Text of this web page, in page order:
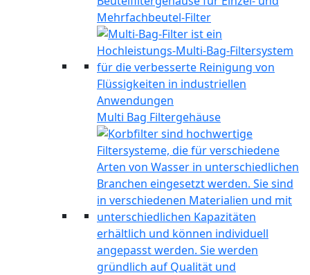
Mehrfachbeutel-Filter
Multi Bag Filtergehäuse